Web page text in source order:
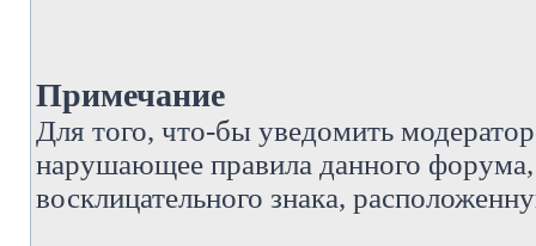
Примечание
Для того, что-бы уведомить
нарушающее правила данного форума,
восклицательного знака,